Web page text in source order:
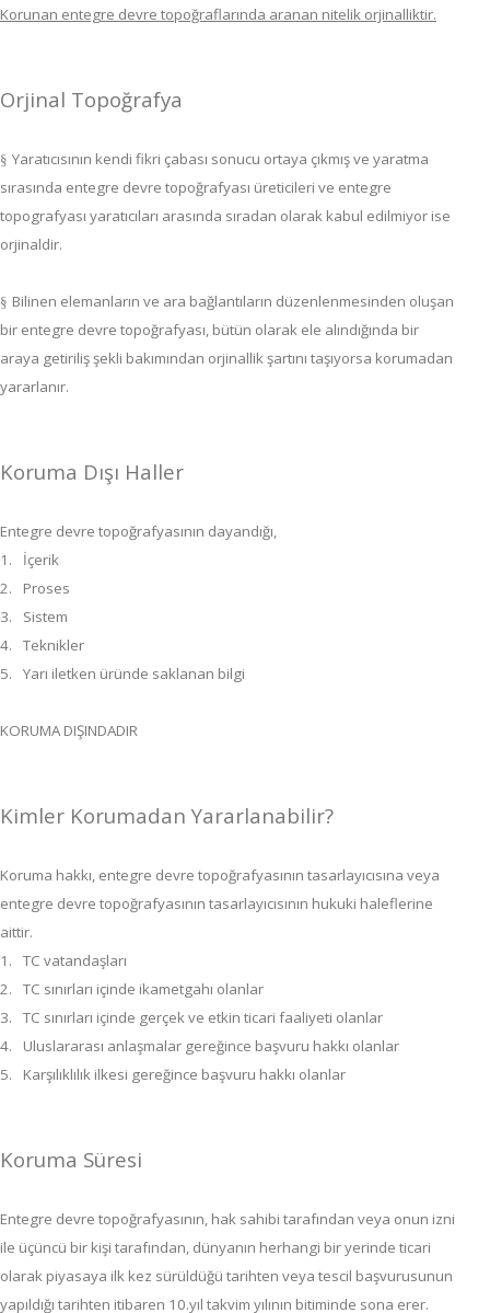
Korunan entegre devre topoğraflarında aranan nitelik orjinalliktir.
Orjinal Topoğrafya
§ Yaratıcısının kendi fikri çabası sonucu ortaya çıkmış ve yaratma
sırasında entegre devre topoğrafyası üreticileri ve entegre
topografyası yaratıcıları arasında sıradan olarak kabul edilmiyor ise
orjinaldir.
§ Bilinen elemanların ve ara bağlantıların düzenlenmesinden oluşan
bir entegre devre topoğrafyası, bütün olarak ele alındığında bir
araya getiriliş şekli bakımından orjinallik şartını taşıyorsa korumadan
yararlanır.
Koruma Dışı Haller
Entegre devre topoğrafyasının dayandığı,
1.
İçerik
2.
Proses
3.
Sistem
4.
Teknikler
5.
Yarı iletken üründe saklanan bilgi
KORUMA DIŞINDADIR
Kimler Korumadan Yararlanabilir?
Koruma hakkı, entegre devre topoğrafyasının tasarlayıcısına veya
entegre devre topoğrafyasının tasarlayıcısının hukuki haleflerine
aittir.
1.
TC vatandaşları
2.
TC sınırları içinde ikametgahı olanlar
3.
TC sınırları içinde gerçek ve etkin ticari faaliyeti olanlar
4.
Uluslararası anlaşmalar gereğince başvuru hakkı olanlar
5.
Karşılıklılık ilkesi gereğince başvuru hakkı olanlar
Koruma Süresi
Entegre devre topoğrafyasının, hak sahibi tarafından veya onun izni
ile üçüncü bir kişi tarafından, dünyanın herhangi bir yerinde ticari
olarak piyasaya ilk kez sürüldüğü tarihten veya tescil başvurusunun
yapıldığı tarihten itibaren 10.yıl takvim yılının bitiminde sona erer.